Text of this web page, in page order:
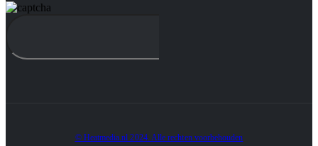
© Heatmedia.nl 2024. Alle rechten voorbehouden